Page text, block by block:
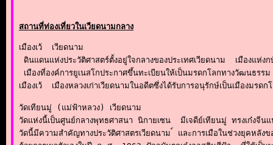
สถานที่ท่องเที่ยวในเวียดนามกลาง
เมืองเว้  เวียดนาม
ดินแดนแห่งประวัติศาสตร์ตั้งอยู่ใจกลางของประเทศเวียดนาม  เมืองแห่
เมืองที่องค์การยูเนสโกประกาศขึ้นทะเบียนให้เป็นมรดกโลกทางวัฒ
เมืองเว้  เมืองหลวงเก่าเวียดนามในอดีตซึ่งได้รับการอนุรักษ์เป็นเมืองมร
วัดเทียนมู่ (แม่ฟ้าหลวง) เวียดนาม
วัดแห่งนี้เป็นศูนย์กลางพุทธศาสนา นิกายเซน  มีเจดีย์เทียนมู่ ทรงเก๋ง
วัดนี้มีความสำคัญทางประวัติศาสตรเวียดนาม ์ และการเมือในช่วงยุคหลั